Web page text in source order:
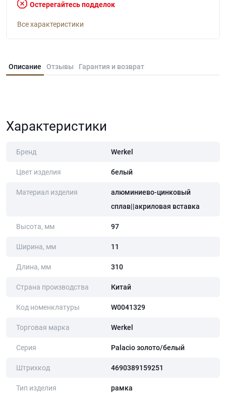
Остерегайтесь подделок
Все характеристики
Описание Отзывы Гарантия и возврат
Характеристики
Бренд Werkel
Цвет изделия белый
Материал изделия
алюминиево-цинковый
сплав||акриловая вставка
Высота, мм 97
Ширина, мм 11
Длина, мм 310
Страна производства Китай
Код номенклатуры W0041329
Торговая марка Werkel
Серия Palacio золото/белый
Штрихкод 4690389159251
Тип изделия рамка